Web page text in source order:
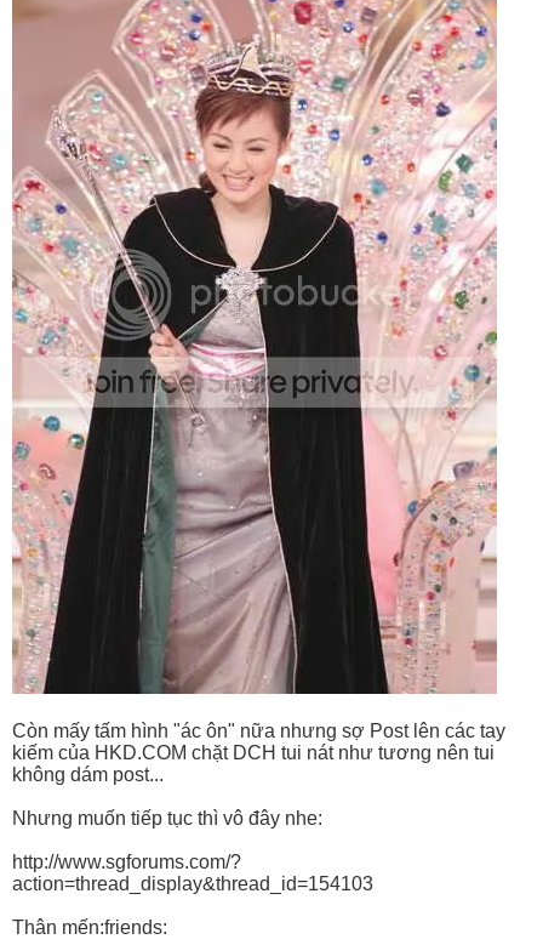
Còn mấy tấm hình "ác ôn" nữa nhưng sợ Post lên các tay
kiếm của HKD.COM chặt DCH tui nát như tương nên tui
không dám post...
Nhưng muốn tiếp tục thì vô đây nhe:
http://www.sgforums.com/?
action=thread_display&thread_id=154103
Thân mến:friends: